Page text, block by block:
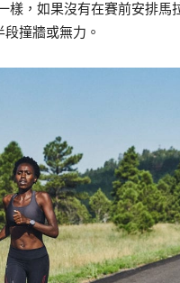
樣，如果沒有在賽前安排馬
撞牆或無力。